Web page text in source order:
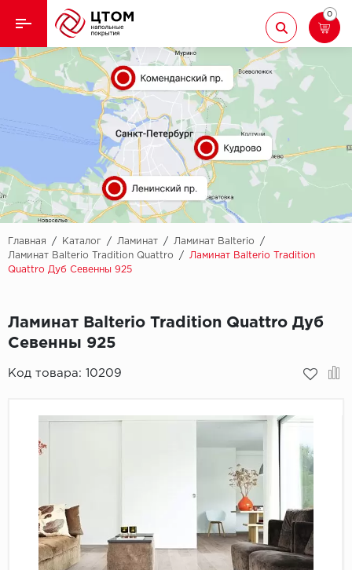
Назад
Кварцвиниловая плитка
Назад
Aberhof
Adelar
Alfa
AllureFloor
Alpine floor
Bonkeel
Classen
CorkArt Vinyl
CronaFloor
Damy Floor
Ламинат
Ковролин
Линолеум
Паркет
Паркетная доска
Подложка
Пробковое покрытие
0
Главная / Каталог / Ламинат / Ламинат Balterio
/
Ламинат Balterio Tradition Quattro
/
Ламинат Balterio Tradition
Quattro Дуб Севенны 925
Ламинат Balterio Tradition Quattro Дуб
Севенны 925
Код товара: 10209